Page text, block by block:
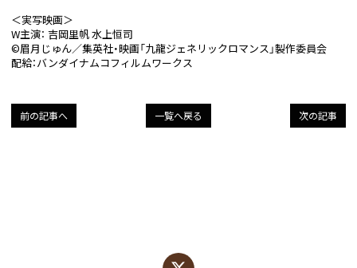
＜実写映画＞
W主演： 吉岡里帆 水上恒司
©眉月じゅん／集英社・映画「九龍ジェネリックロマンス」製作委員会
配給：バンダイナムコフィルムワークス
次の記事
一覧へ戻る
前の記事へ